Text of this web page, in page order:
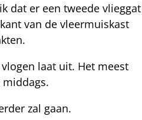
dat er een tweede vlieggat
van de vleermuiskast
laat uit. Het meest
middags.
zal gaan.